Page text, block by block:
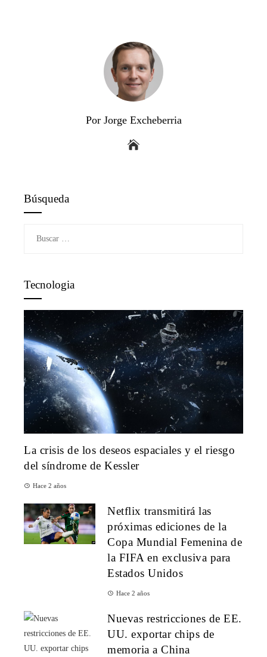
Por Jorge Excheberria
Búsqueda
Tecnologia
La crisis de los deseos espaciales y el riesgo
del síndrome de Kessler
Hace 2 años
Netflix transmitirá las
próximas ediciones de la
Copa Mundial Femenina de
la FIFA en exclusiva para
Estados Unidos
Hace 2 años
Nuevas restricciones de EE.
UU. exportar chips de
memoria a China